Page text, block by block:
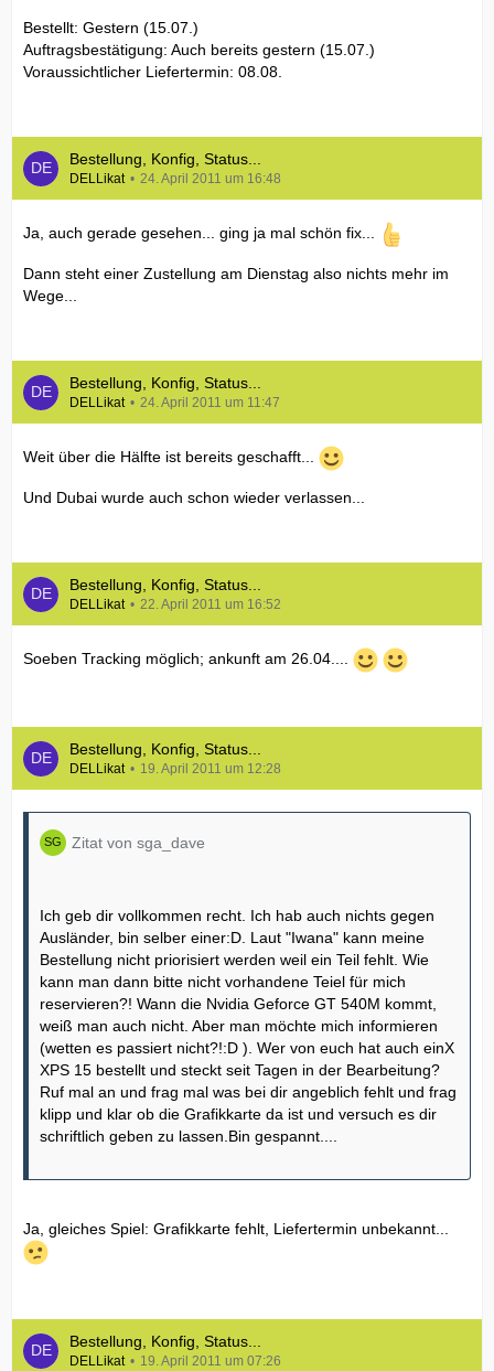
Bestellt: Gestern (15.07.)
Auftragsbestätigung: Auch bereits gestern (15.07.)
Voraussichtlicher Liefertermin: 08.08.
Bestellung, Konfig, Status...
DELLikat 24. April 2011 um 16:48
Ja, auch gerade gesehen... ging ja mal schön fix...
Dann steht einer Zustellung am Dienstag also nichts mehr im
Wege...
Bestellung, Konfig, Status...
DELLikat 24. April 2011 um 11:47
Weit über die Hälfte ist bereits geschafft...
Und Dubai wurde auch schon wieder verlassen...
Bestellung, Konfig, Status...
DELLikat 22. April 2011 um 16:52
Soeben Tracking möglich; ankunft am 26.04....
Bestellung, Konfig, Status...
DELLikat 19. April 2011 um 12:28
Zitat von sga_dave
Ich geb dir vollkommen recht. Ich hab auch nichts gegen
Ausländer, bin selber einer:D. Laut "Iwana" kann meine
Bestellung nicht priorisiert werden weil ein Teil fehlt. Wie
kann man dann bitte nicht vorhandene Teiel für mich
reservieren?! Wann die Nvidia Geforce GT 540M kommt,
weiß man auch nicht. Aber man möchte mich informieren
(wetten es passiert nicht?!:D ). Wer von euch hat auch einX
XPS 15 bestellt und steckt seit Tagen in der Bearbeitung?
Ruf mal an und frag mal was bei dir angeblich fehlt und frag
klipp und klar ob die Grafikkarte da ist und versuch es dir
schriftlich geben zu lassen.Bin gespannt....
Ja, gleiches Spiel: Grafikkarte fehlt, Liefertermin unbekannt...
Bestellung, Konfig, Status...
DELLikat 19. April 2011 um 07:26